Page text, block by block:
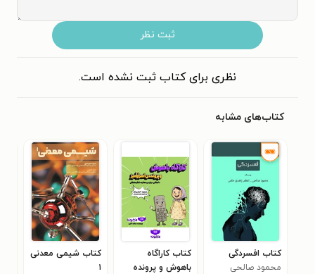
ثبت نظر
نظری برای کتاب ثبت نشده است.
کتاب‌های مشابه
کتاب افسردگی
محمود صالحی
کتاب کاراگاه
باهوش و پرونده
کتاب شیمی معدنی
۱